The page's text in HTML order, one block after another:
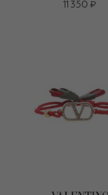
11 350 ₽